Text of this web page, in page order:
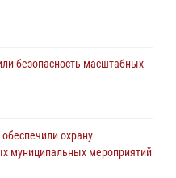
повреждений супруге
безопасность масштабных
охрану
муниципальных мероприятий